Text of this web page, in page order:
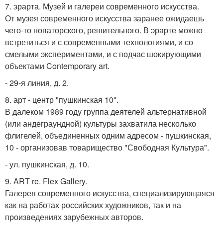
7. эрарта. Музей и галереи современного искусства.
От музея современного искусства заранее ожидаешь
чего-то новаторского, решительного. В эрарте можно
встретиться и с современными технологиями, и со
смелыми экспериментами, и с подчас шокирующими
объектами Contemporary art.
- 29-я линия, д. 2.
8. арт - центр "пушкинская 10".
В далеком 1989 году группа деятелей альтернативной
(или андеграундной) культуры захватила несколько
флигелей, объединенных одним адресом - пушкинская,
10 - организовав товарищество "Свободная Культура".
- ул. пушкинская, д. 10.
9. ART re. Flex Gallery.
Галерея современного искусства, специализирующаяся
как на работах российских художников, так и на
произведениях зарубежных авторов.